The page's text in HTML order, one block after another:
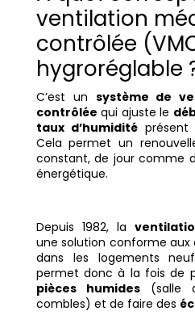
ventilation
contrôlée
hygroréglable
C’est un système de
contrôlée qui ajuste le
taux d’humiditéprésent
Cela permet un
constant, de jour comme
énergétique.
Depuis 1982, la
une solution conforme aux
dans les logements
permet donc à la fois de
pièces humides(salle
combles) et de faire des